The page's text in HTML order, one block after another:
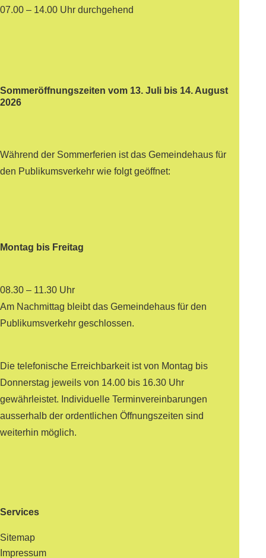
07.00 – 14.00 Uhr durchgehend
Sommeröffnungszeiten vom 13. Juli bis 14. August
2026
Während der Sommerferien ist das Gemeindehaus für
den Publikumsverkehr wie folgt geöffnet:
Montag bis Freitag
08.30 – 11.30 Uhr
Am Nachmittag bleibt das Gemeindehaus für den
Publikumsverkehr geschlossen.
Die telefonische Erreichbarkeit ist von Montag bis
Donnerstag jeweils von 14.00 bis 16.30 Uhr
gewährleistet. Individuelle Terminvereinbarungen
ausserhalb der ordentlichen Öffnungszeiten sind
weiterhin möglich.
Services
Sitemap
Impressum